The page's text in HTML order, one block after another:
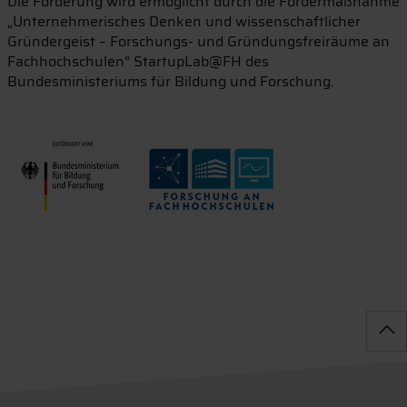
„Unternehmerisches Denken und wissenschaftlicher
Gründergeist – Forschungs- und Gründungsfreiräume an
Fachhochschulen“ StartupLab@FH des
Bundesministeriums für Bildung und Forschung.